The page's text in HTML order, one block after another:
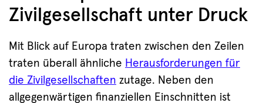
Zivilgesellschaft unter Druck
Mit Blick auf Europa traten zwischen den Zeilen
traten überall ähnliche Herausforderungen für
die Zivilgesellschaften zutage. Neben den
allgegenwärtigen finanziellen Einschnitten ist